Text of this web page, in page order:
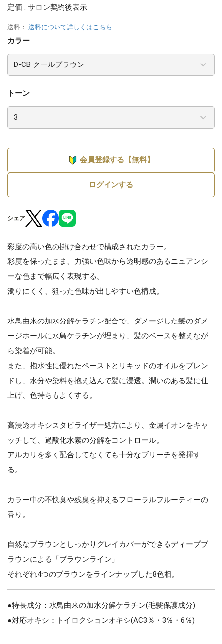
定価 : サロン契約後表示
送料： 送料について詳しくはこちら
カラー
トーン
会員登録する【無料】
ログインする
シェア
彩度の高い色の掛け合わせで構成されたカラー。
彩度を保ったまま、力強い色味から透明感のあるニュアンシ
ーな色まで幅広く表現する。
濁りにくく、狙った色味が出しやすい色構成。
水鳥由来の加水分解ケラチン配合で、ダメージした髪のダメ
ージホールに水鳥ケラチンが埋まり、髪のベースを整えなが
ら染着が可能。
また、抱水性に優れたペーストとリキッドのオイルをブレン
ドし、水分や染料を抱え込んで髪に浸透。潤いのある髪に仕
上げ、色持ちもよくする。
高浸透オキシスタビライザー処方により、金属イオンをキャ
ッチして、過酸化水素の分解をコントロール。
アルカリを多く配合してなくても十分なブリーチを発揮す
る。
カラー中の不快臭や残臭を抑えるフローラルフルーティーの
香り。
自然なブラウンとしっかりグレイカバーができるディープブ
ラウンによる「ブラウンライン」
それぞれ4つのブラウンをラインナップした8色相。
●特長成分：水鳥由来の加水分解ケラチン(毛髪保護成分)
●対応オキシ：トイロクションオキシ(AC3％・3％・6％)